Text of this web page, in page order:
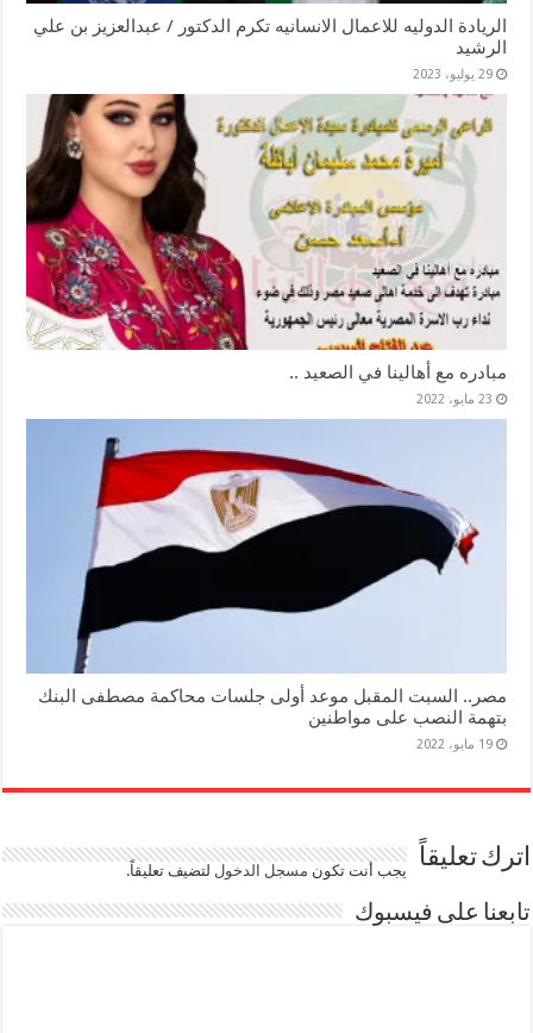
الريادة الدوليه للاعمال الانسانيه تكرم الدكتور / عبدالعزيز بن علي
الرشيد
29 يوليو، 2023
مبادره مع أهالينا في الصعيد ..
23 مايو، 2022
مصر.. السبت المقبل موعد أولى جلسات محاكمة مصطفى البنك
بتهمة النصب على مواطنين
19 مايو، 2022
اترك تعليقاً يجب أنت تكون مسجل الدخوللتضيف تعليقاً.
تابعنا على فيسبوك